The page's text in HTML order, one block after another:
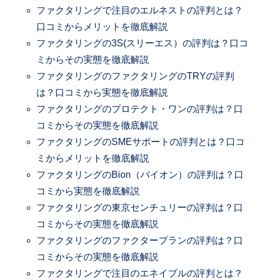
ファクタリングで注目のエルネストの評判とは？
口コミからメリットを徹底解説
ファクタリングの3S(スリーエス）の評判は？口コ
ミからその実態を徹底解説
ファクタリングのファクタリングのTRYの評判
は？口コミから実態を徹底解説
ファクタリングのプロテクト・ワンの評判は？口
コミからその実態を徹底解説
ファクタリングのSMEサポートの評判とは？口コ
ミからメリットを徹底解説
ファクタリングのBion（バイオン）の評判は？口
コミから実態を徹底解説
ファクタリングの東京センチュリーの評判は？口
コミからその実態を徹底解説
ファクタリングのファクタープランの評判は？口
コミからその実態を徹底解説
ファクタリングで注目のエネイブルの評判とは？